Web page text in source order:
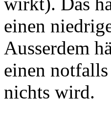
einen
Ausserdem
einen
nichts wird.